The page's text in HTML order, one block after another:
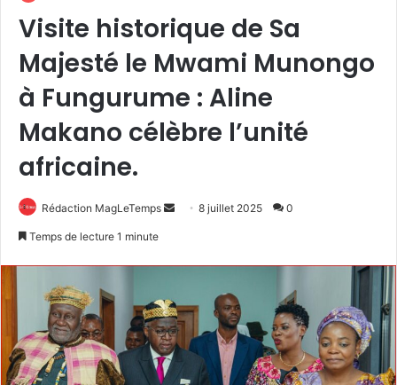
Visite historique de Sa
Majesté le Mwami Munongo
à Fungurume : Aline
Makano célèbre l’unité
africaine.
Rédaction MagLeTemps
Envoyer8 juillet 2025 0
Temps de lecture 1 minute